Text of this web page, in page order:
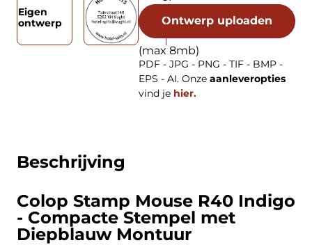
Beschrijving
Colop Stamp Mouse R40 Indigo
- Compacte Stempel met
Diepblauw Montuur
Eigen
ontwerp
Ontwerp uploaden
(max 8mb)
PDF - JPG - PNG - TIF - BMP -
EPS - AI. Onze aanleveropties
vind je hier.